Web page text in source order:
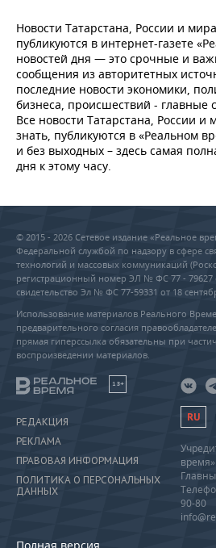
Новости Татарстана, России и
публикуются в интернет-газете
новостей дня — это срочные и
сообщения из авторитетных
последние новости экономики,
бизнеса, происшествий - главные
Все новости Татарстана, России
знать, публикуются в «Реальном
и без выходных – здесь самая
дня к этому часу.
© 2015 - 2026 Сетевое издание «Реальное
Федеральной службой по надзору в сфере
технологий и массовых коммуникаций
регистрационный номер ЭЛ № ФС 77 - 79627
свидетельство Эл № ФС 77-59331 от 18
Использование материалов Реального
предварительного согласия
прямая гиперссылка обязательны при
воспроизведении материалов.
18+
РЕДАКЦИЯ
РЕКЛАМА
ПРАВОВАЯ ИНФОРМАЦИЯ
ПОЛИТИКА О ПЕРСОНАЛЬНЫХ
ДАННЫХ
RU
время»
90-80